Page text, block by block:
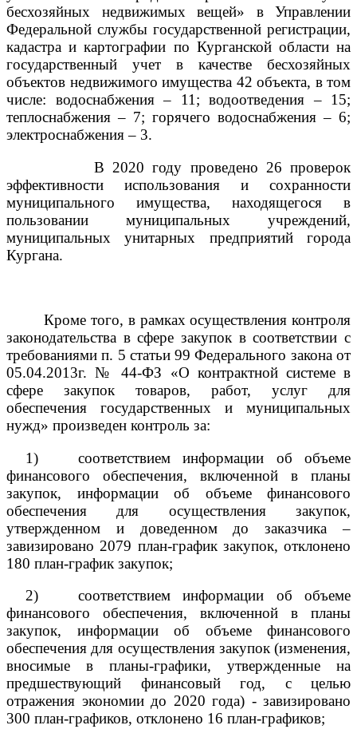
бесхозяйных недвижимых вещей» в Управлении
Федеральной службы государственной регистрации,
кадастра и картографии по Курганской области на
государственный учет в качестве бесхозяйных
объектов недвижимого имущества 42 объекта, в том
числе: водоснабжения – 11; водоотведения – 15;
теплоснабжения – 7; горячего водоснабжения – 6;
электроснабжения – 3.
В 2020 году проведено 26 проверок
эффективности использования и сохранности
муниципального имущества, находящегося в
пользовании муниципальных учреждений,
муниципальных унитарных предприятий города
Кургана.
Кроме того, в рамках осуществления контроля
законодательства в сфере закупок в соответствии с
требованиями п. 5 статьи 99 Федерального закона от
05.04.2013г. № 44-ФЗ «О контрактной системе в
сфере закупок товаров, работ, услуг для
обеспечения государственных и муниципальных
нужд» произведен контроль за:
1)
соответствием информации об объеме
финансового обеспечения, включенной в планы
закупок, информации об объеме финансового
обеспечения для осуществления закупок,
утвержденном и доведенном до заказчика –
завизировано 2079 план-график закупок, отклонено
180 план-график закупок;
2)
соответствием информации об объеме
финансового обеспечения, включенной в планы
закупок, информации об объеме финансового
обеспечения для осуществления закупок (изменения,
вносимые в планы-графики, утвержденные на
предшествующий финансовый год, с целью
отражения экономии до 2020 года) - завизировано
300 план-графиков, отклонено 16 план-графиков;